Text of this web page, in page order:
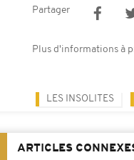
Partager
Plus d'informations à
LES INSOLITES
ARTICLES